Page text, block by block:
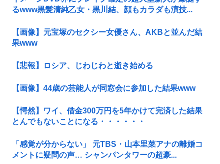
るwww黒髪清純乙女・黒川結、顔もカラダも演技...
【画像】元宝塚のセクシー女優さん、AKBと並んだ結
果www
【悲報】ロシア、じわじわと逝き始める
【画像】44歳の芸能人が同窓会に参加した結果www
【愕然】ワイ、借金300万円を5年かけて完済した結果
とんでもないことになる・・・・・・
「感覚が分からない」 元TBS・山本里菜アナの離婚コ
メントに疑問の声… シャンパンタワーの超豪...